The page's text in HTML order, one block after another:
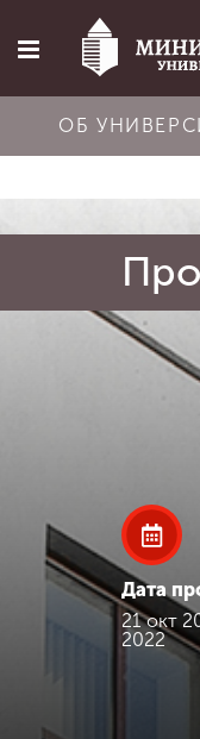
Главная
Об
Абитуриенту
Наука
Международная
деятельность
ОБ
Дата
21 окт
2022